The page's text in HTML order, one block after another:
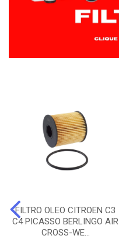
FILTRO OLEO CITROEN C3
C4 PICASSO BERLINGO AIR
CROSS-WE...